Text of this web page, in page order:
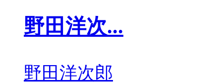
野田洋次...
野田洋次郎